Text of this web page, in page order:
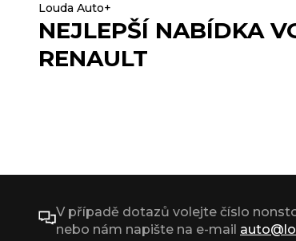
Louda Auto+
NEJLEPŠÍ NABÍDKA
RENAULT
V případě dotazů volejte číslo
nebo nám napište na e-mail